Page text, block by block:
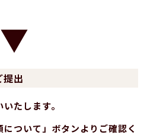
出
たします。
ついて」ボタンよりご確認く